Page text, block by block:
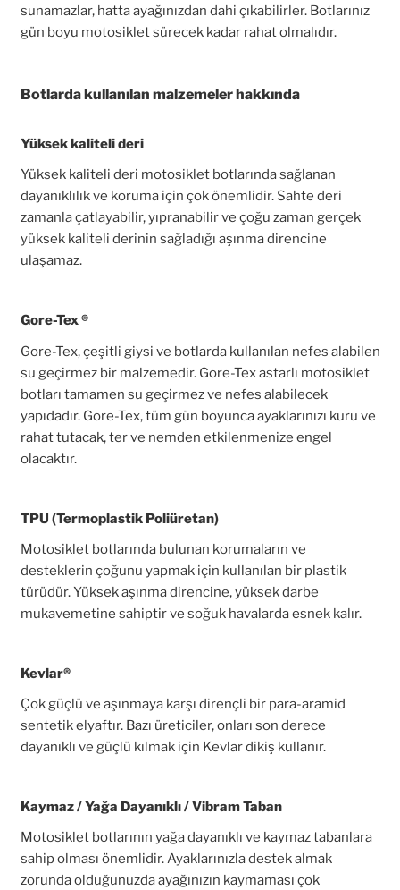
sunamazlar, hatta ayağınızdan dahi çıkabilirler. Botlarınız
gün boyu motosiklet sürecek kadar rahat olmalıdır.
Botlarda kullanılan malzemeler hakkında
Yüksek kaliteli deri
Yüksek kaliteli deri motosiklet botlarında sağlanan
dayanıklılık ve koruma için çok önemlidir. Sahte deri
zamanla çatlayabilir, yıpranabilir ve çoğu zaman gerçek
yüksek kaliteli derinin sağladığı aşınma direncine
ulaşamaz.
Gore-Tex ®
Gore-Tex, çeşitli giysi ve botlarda kullanılan nefes alabilen
su geçirmez bir malzemedir. Gore-Tex astarlı motosiklet
botları tamamen su geçirmez ve nefes alabilecek
yapıdadır. Gore-Tex, tüm gün boyunca ayaklarınızı kuru ve
rahat tutacak, ter ve nemden etkilenmenize engel
olacaktır.
TPU (Termoplastik Poliüretan)
Motosiklet botlarında bulunan korumaların ve
desteklerin çoğunu yapmak için kullanılan bir plastik
türüdür. Yüksek aşınma direncine, yüksek darbe
mukavemetine sahiptir ve soğuk havalarda esnek kalır.
Kevlar®
Çok güçlü ve aşınmaya karşı dirençli bir para-aramid
sentetik elyaftır. Bazı üreticiler, onları son derece
dayanıklı ve güçlü kılmak için Kevlar dikiş kullanır.
Kaymaz / Yağa Dayanıklı / Vibram Taban
Motosiklet botlarının yağa dayanıklı ve kaymaz tabanlara
sahip olması önemlidir. Ayaklarınızla destek almak
zorunda olduğunuzda ayağınızın kaymaması çok